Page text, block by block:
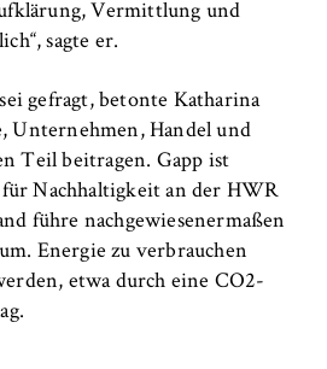
Vermittlung und
sagte er.
gefragt, betonte Katharina
Unternehmen, Handel und
Teil beitragen. Gapp ist
Nachhaltigkeit an der HWR
führe nachgewiesenermaßen
Energie zu verbrauchen
etwa durch eine CO2-